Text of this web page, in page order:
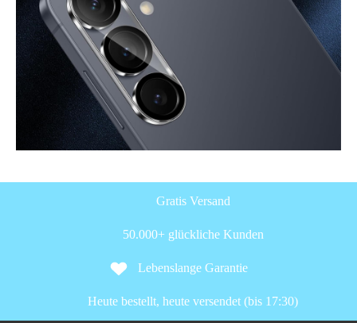
Gratis Versand
50.000+ glückliche Kunden
Lebenslange Garantie
Heute bestellt, heute versendet (bis 17:30)